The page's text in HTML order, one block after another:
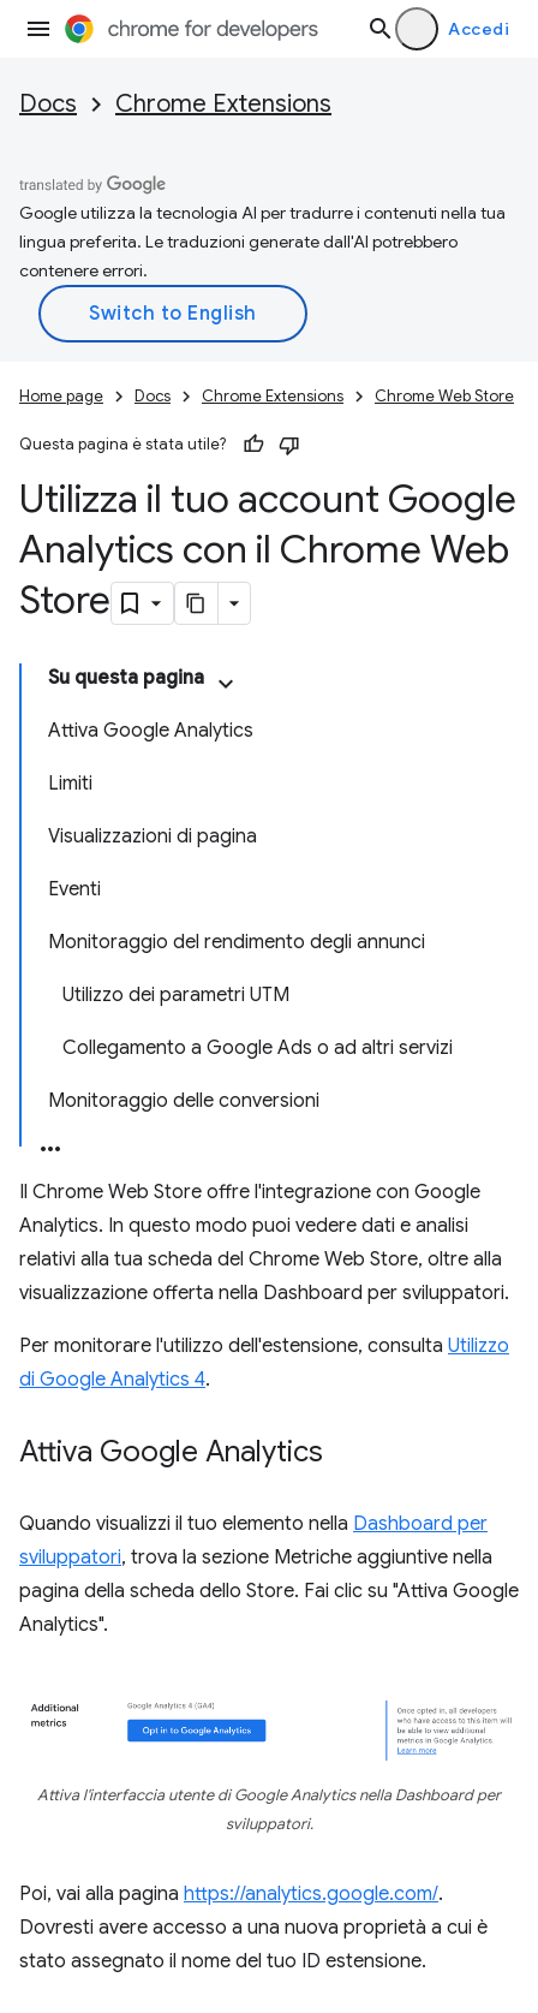
Accedi
Docs Chrome Extensions
Google utilizza la tecnologia AI per tradurre i contenuti nella tua
lingua preferita. Le traduzioni generate dall'AI potrebbero
contenere errori.
Home page Docs Chrome Extensions Chrome Web Store
Questa pagina è stata utile?
Utilizza il tuo account Google
Analytics con il Chrome Web
Store
Su questa pagina
Attiva Google Analytics
Limiti
Visualizzazioni di pagina
Eventi
Monitoraggio del rendimento degli annunci
Utilizzo dei parametri UTM
Collegamento a Google Ads o ad altri servizi
Monitoraggio delle conversioni
Il Chrome Web Store offre l'integrazione con Google
Analytics. In questo modo puoi vedere dati e analisi
relativi alla tua scheda del Chrome Web Store, oltre alla
visualizzazione offerta nella Dashboard per sviluppatori.
Per monitorare l'utilizzo dell'estensione, consulta Utilizzo
di Google Analytics 4.
Attiva Google Analytics
Quando visualizzi il tuo elemento nella Dashboard per
sviluppatori, trova la sezione Metriche aggiuntive nella
pagina della scheda dello Store. Fai clic su "Attiva Google
Analytics".
Attiva l'interfaccia utente di Google Analytics nella Dashboard per
sviluppatori.
Poi, vai alla pagina https://analytics.google.com/.
Dovresti avere accesso a una nuova proprietà a cui è
stato assegnato il nome del tuo ID estensione.